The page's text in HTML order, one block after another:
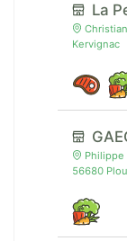
La
Kervignac
Philippe
56680